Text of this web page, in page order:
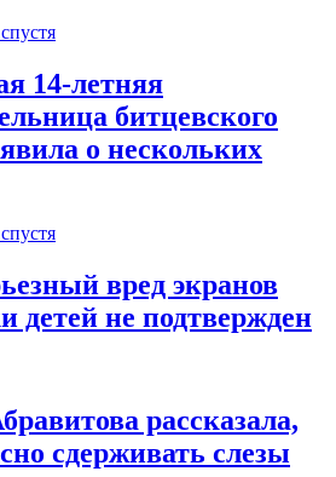
14-летняя
битцевского
о нескольких
вред экранов
детей не подтвержден
рассказала,
сдерживать слезы